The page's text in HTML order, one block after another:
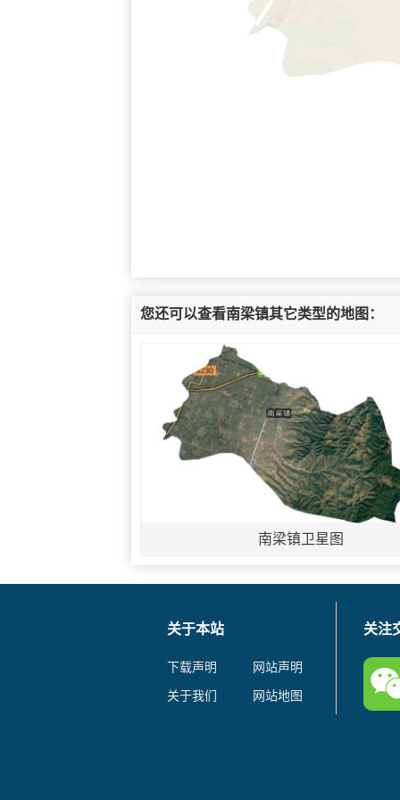
您还可以查看南梁镇其它类型的地图：
南梁镇卫星图
关于本站
下载声明
网站声明
关于我们
网站地图
关注